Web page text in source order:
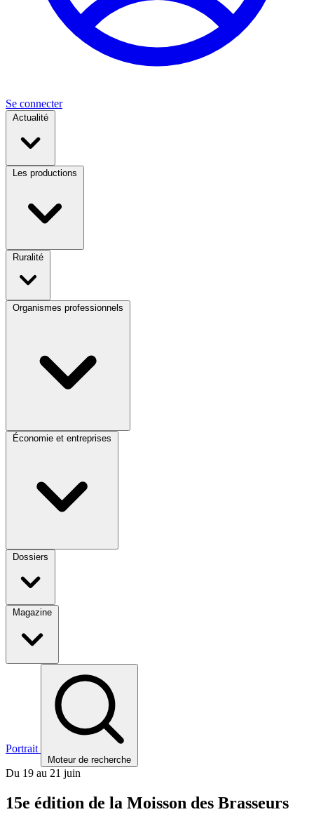
Se connecter
Actualité
Les productions
Ruralité
Organismes professionnels
Économie et entreprises
Dossiers
Magazine
Portrait
Moteur de recherche
Du 19 au 21 juin
15e édition de la Moisson des Brasseurs